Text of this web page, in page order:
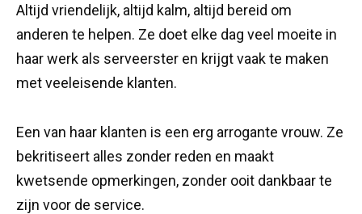
Altijd vriendelijk, altijd kalm, altijd bereid om
anderen te helpen. Ze doet elke dag veel moeite in
haar werk als serveerster en krijgt vaak te maken
met veeleisende klanten.
Een van haar klanten is een erg arrogante vrouw. Ze
bekritiseert alles zonder reden en maakt
kwetsende opmerkingen, zonder ooit dankbaar te
zijn voor de service.